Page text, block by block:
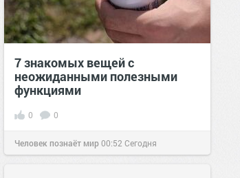
7 знакомых вещей с
неожиданными полезными
функциями
0 0
Человек познаёт мир00:52 Сегодня